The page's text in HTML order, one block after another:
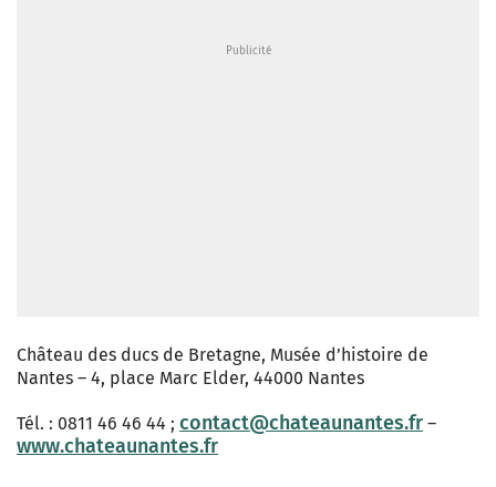
Château des ducs de Bretagne, Musée d’histoire de
Nantes – 4, place Marc Elder, 44000 Nantes
Tél. : 0811 46 46 44 ; contact@chateaunantes.fr –
www.chateaunantes.fr